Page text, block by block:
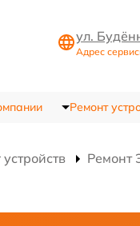
ул.
Адрес
Ремонт
Ремонт